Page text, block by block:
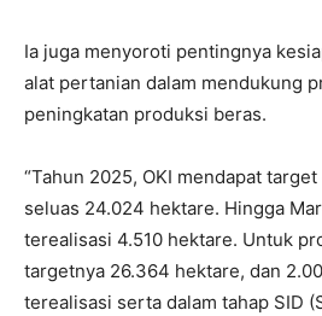
Ia juga menyoroti pentingnya
alat pertanian dalam mendukung
peningkatan produksi beras.
“Tahun 2025, OKI mendapat
seluas 24.024 hektare. Hingga
terealisasi 4.510 hektare. Untuk
targetnya 26.364 hektare, dan
terealisasi serta dalam tahap SID